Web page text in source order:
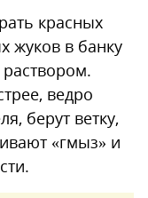
красных
жуков в банку
ведро
берут ветку,
«гмыз» и